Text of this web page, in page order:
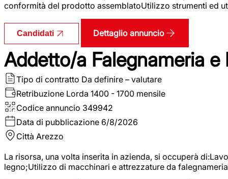
conformità del prodotto assemblatoUtilizzo strumenti ed
Candidati Dettaglio annuncio
Addetto/a Falegnameria
Tipo di contratto Da definire – valutare
Retribuzione Lorda 1400 - 1700 mensile
Codice annuncio 349942
Data di pubblicazione 6/8/2026
Città Arezzo
La risorsa, una volta inserita in azienda, si occuperà
legno;Utilizzo di macchinari e attrezzature da